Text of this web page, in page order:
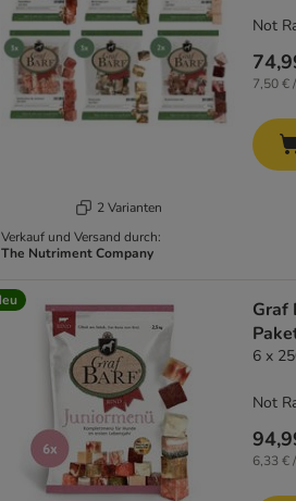
2 Varianten
Verkauf und Versand durch:
The Nutriment Company
7,50 €
Not
Graf
6 x
6,33 €
Not